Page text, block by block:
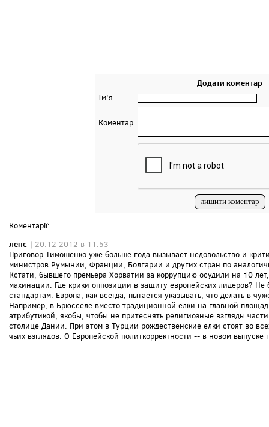
Додати коментар
Ім'я
Коментар
Коментарії:
лепс | 20.12 2012 в 11:53
Приговор Тимошенко уже больше года вызывает недовольство и
министров Румынии, Франции, Болгарии и других стран по
Кстати, бывшего премьера Хорватии за коррупцию осудили на 10
махинации. Где крики оппозиции в защиту европейских лидеров?
стандартам. Европа, как всегда, пытается указывать, что делать в
Например, в Брюсселе вместо традиционной елки на главной
атрибутикой, якобы, чтобы не притеснять религиозные взгляды
столице Дании. При этом в Турции рождественские елки стоят во
чьих взглядов. О Европейской политкорректности -- в новом